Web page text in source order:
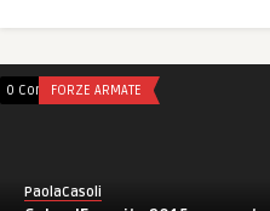
0 CommentsFORZE ARMATE
PaolaCasoli